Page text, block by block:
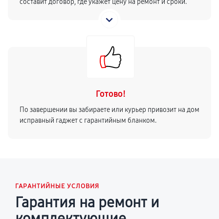
составит договор, где укажет цену на ремонт и сроки.
Готово!
По завершении вы забираете или курьер привозит на дом
исправный гаджет с гарантийным бланком.
ГАРАНТИЙНЫЕ УСЛОВИЯ
Гарантия на ремонт и